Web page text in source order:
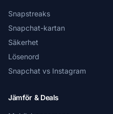
Snapstreaks
Snapchat-kartan
Säkerhet
Lösenord
Snapchat vs Instagram
Jämför & Deals